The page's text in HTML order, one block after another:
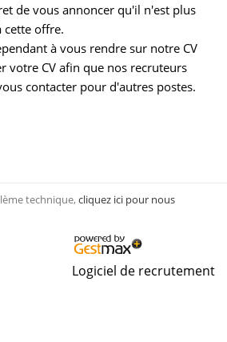
de vous annoncer qu'il n'est plus
cette offre.
à vous rendre sur notre CV
votre CV afin que nos recruteurs
contacter pour d'autres postes.
technique,cliquez ici pour nous
Logiciel de recrutement